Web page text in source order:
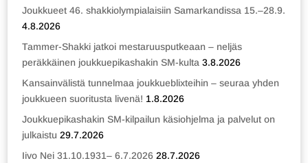
Joukkueet 46. shakkiolympialaisiin Samarkandissa 15.–28.9.
4.8.2026
Tammer-Shakki jatkoi mestaruusputkeaan – neljäs
peräkkäinen joukkuepikashakin SM-kulta 3.8.2026
Kansainvälistä tunnelmaa joukkueblixteihin – seuraa yhden
joukkueen suoritusta livenä! 1.8.2026
Joukkuepikashakin SM-kilpailun käsiohjelma ja palvelut on
julkaistu 29.7.2026
Iivo Nei 31.10.1931– 6.7.2026 28.7.2026